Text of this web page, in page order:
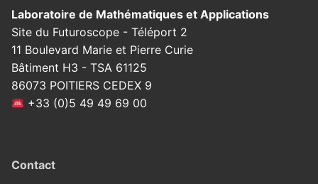
Laboratoire de Mathématiques et Applications
Site du Futuroscope - Téléport 2
11 Boulevard Marie et Pierre Curie
Bâtiment H3 - TSA 61125
86073 POITIERS CEDEX 9
+33 (0)5 49 49 69 00
Contact